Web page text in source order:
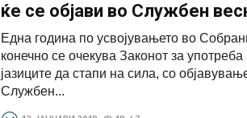
ќе се објави во Службен
Една година по усвојувањето во
конечно се очекува Законот за употреба
јазиците да стапи на сила, со
Службен...